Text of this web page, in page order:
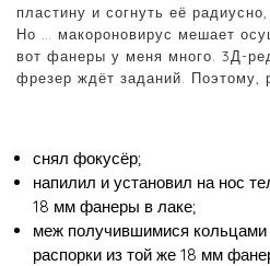
пластину и согнуть её
Но … макороновирус мешает
вот фанеры у меня много. 3Д-
фрезер ждёт заданий. Поэтому,
снял фокусёр;
напилил и установил на нос
18 мм фанеры в лаке;
меж получившимися
распорки из той же 18 мм